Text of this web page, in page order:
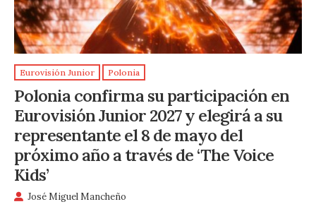
Eurovisión Junior Polonia
Polonia confirma su participación en
Eurovisión Junior 2027 y elegirá a su
representante el 8 de mayo del
próximo año a través de ‘The Voice
Kids’
José Miguel Mancheño